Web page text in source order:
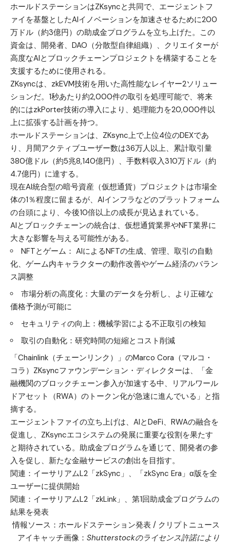
ホールドステーションはZKsyncと共同で、エージェントフ
ァイを基盤としたAIイノベーションを加速させるために200
万ドル（約3億円）の助成金プログラムを立ち上げた。この
資金は、開発者、DAO（分散型自律組織）、クリエイターが
高度なAIとブロックチェーンプロジェクトを構築することを
支援するために使用される。
ZKsyncは、zkEVM技術を用いた高性能なレイヤー2ソリュー
ションだ。1秒あたり約2,000件の取引を処理可能で、将来
的にはzkPorter技術の導入により、処理能力を20,000件以
上に拡張する計画を持つ。
ホールドステーションは、ZKsync上で上位4位のDEXであ
り、月間アクティブユーザー数は36万人以上、累計取引量
380億ドル（約5兆8,140億円）、手数料収入310万ドル（約
4.7億円）に達する。
現在AI統合型の暗号資産（仮想通貨）プロジェクトは市場全
体の1％程度に留まるが、AIインフラなどのプラットフォーム
の台頭により、今後10倍以上の成長が見込まれている。
AIとブロックチェーンの統合は、仮想通貨業界やNFT業界に
大きな影響を与える可能性がある。
NFTとゲーム： AIによるNFTの生成、管理、取引の自動
化、ゲーム内キャラクターの動作改善やゲーム経済のバラン
ス調整
市場分析の高度化：大量のデータを分析し、より正確な
価格予測が可能に
セキュリティの向上：機械学習による不正取引の検知
取引の自動化：研究時間の短縮とコスト削減
「Chainlink（チェーンリンク）」のMarco Cora（マルコ・
コラ）ZKsyncファウンデーション・ディレクターは、「金
融機関のブロックチェーン参入が加速する中、リアルワール
ドアセット（RWA）のトークン化が急速に進んでいる」と指
摘する。
エージェントファイの立ち上げは、AIとDeFi、RWAの融合を
促進し、ZKsyncエコシステムの発展に重要な役割を果たす
と期待されている。助成金プログラムを通じて、開発者の参
入を促し、新たな金融サービスの創出を目指す。
関連： イーサリアムL2「zkSync」、「zkSync Era」α版を全
ユーザーに提供開始
関連： イーサリアムL2「zkLink」、第1回助成金プログラムの
結果を発表
情報ソース： ホールドステーション発表 / クリプトニュース
アイキャッチ画像： Shutterstockのライセンス許諾により